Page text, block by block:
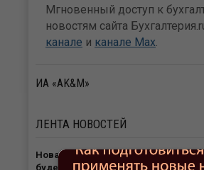
Мгновенный доступ к
новостям сайта
канале и канале Max.
ИА «AK&M»
ЛЕНТА НОВОСТЕЙ
Новая форма бумажных
будет введена с 1 сентября 2026